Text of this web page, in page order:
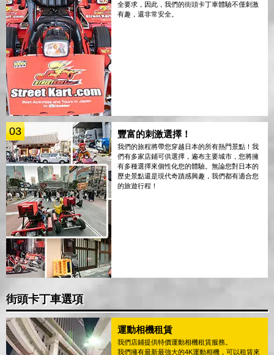
全要求，因此，我們的街頭卡丁車體驗不僅刺激
有趣，還非常安全。
03 豐富的刺激選擇！
我們的旅程將帶您穿越日本的所有熱門景點！我
們有多家店鋪可供選擇，遍布主要城市，您將擁
有多種選擇來個性化您的體驗。無論您對日本的
歷史景點還是現代奇蹟感興趣，我們都有適合您
的旅遊行程！
街頭卡丁車選項
運動相機租賃
我們店鋪提供特價運動相機租賃服務。
我們擁有最新最強大的4K運動相機，可以租賃來